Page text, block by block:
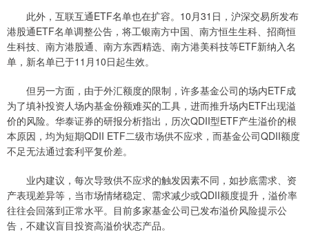
此外，互联互通ETF名单也在扩容。10月31日，沪深交易所发布
港股通ETF名单调整公告，将工银南方中国、南方恒生生科、招商恒
生科技、南方港股通、南方东西精选、南方港美科技等ETF新纳入名
单，新名单已于11月10日起生效。
但另一方面，由于外汇额度的限制，许多基金公司的场内ETF成
为了填补投资人场内基金份额难买的工具，进而推升场内ETF出现溢
价的风险。华泰证券的研报分析指出，历次QDII型ETF产生溢价的根
本原因，均为短期QDII ETF二级市场供不应求，而基金公司QDII额度
不足无法通过套利平复价差。
业内建议，每次导致供不应求的触发因素不同，如抄底需求、资
产表现差异等，当市场情绪稳定、需求减少或QDII额度提升，溢价率
往往会回落到正常水平。目前多家基金公司已发布溢价风险提示公
告，不建议盲目投资高溢价状态产品。